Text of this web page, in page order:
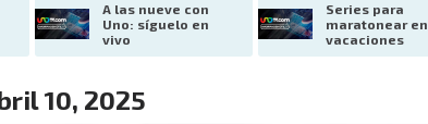
A las nueve con
Uno: síguelo en
vivo
Series para
maratonear en
vacaciones
10, 2025